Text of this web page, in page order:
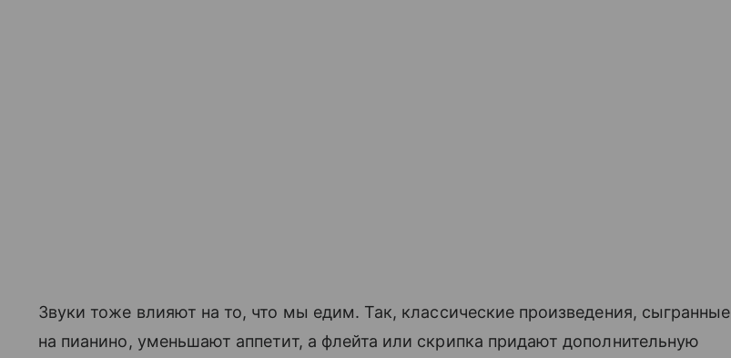
Звуки тоже влияют на то, что мы едим. Так, классические произведения, сыгранные
на пианино, уменьшают аппетит, а флейта или скрипка придают дополнительную